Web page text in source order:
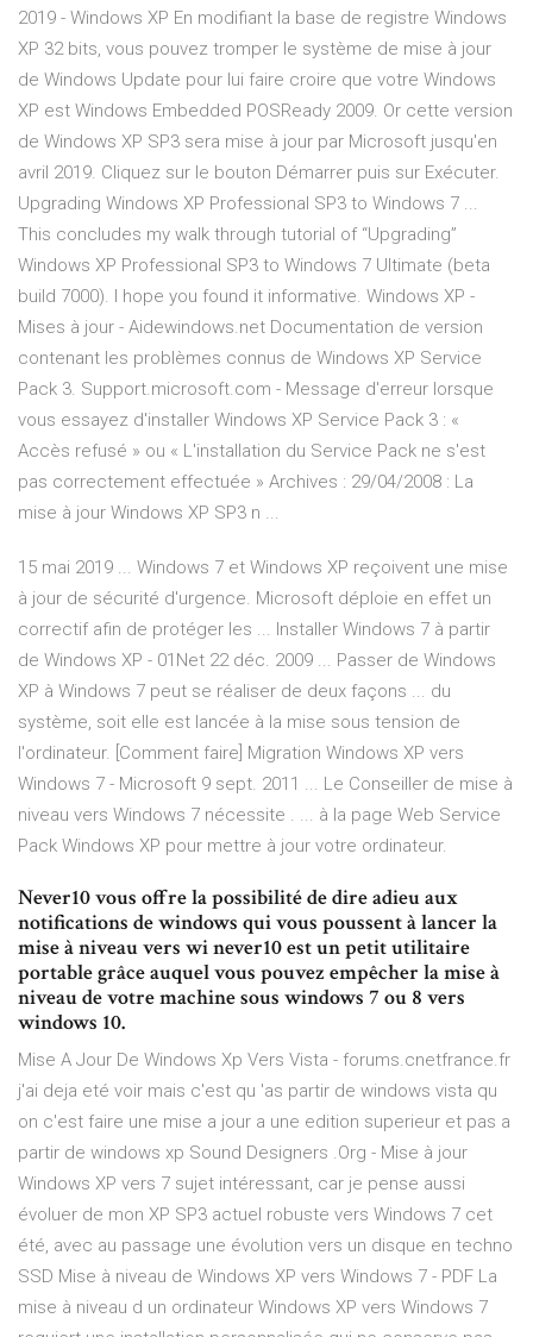
2019 - Windows XP En modifiant la base de registre Windows
XP 32 bits, vous pouvez tromper le système de mise à jour
de Windows Update pour lui faire croire que votre Windows
XP est Windows Embedded POSReady 2009. Or cette version
de Windows XP SP3 sera mise à jour par Microsoft jusqu'en
avril 2019. Cliquez sur le bouton Démarrer puis sur Exécuter.
Upgrading Windows XP Professional SP3 to Windows 7 ...
This concludes my walk through tutorial of “Upgrading”
Windows XP Professional SP3 to Windows 7 Ultimate (beta
build 7000). I hope you found it informative. Windows XP -
Mises à jour - Aidewindows.net Documentation de version
contenant les problèmes connus de Windows XP Service
Pack 3. Support.microsoft.com - Message d'erreur lorsque
vous essayez d'installer Windows XP Service Pack 3 : «
Accès refusé » ou « L'installation du Service Pack ne s'est
pas correctement effectuée » Archives : 29/04/2008 : La
mise à jour Windows XP SP3 n ...
15 mai 2019 ... Windows 7 et Windows XP reçoivent une mise
à jour de sécurité d'urgence. Microsoft déploie en effet un
correctif afin de protéger les ... Installer Windows 7 à partir
de Windows XP - 01Net 22 déc. 2009 ... Passer de Windows
XP à Windows 7 peut se réaliser de deux façons ... du
système, soit elle est lancée à la mise sous tension de
l'ordinateur. [Comment faire] Migration Windows XP vers
Windows 7 - Microsoft 9 sept. 2011 ... Le Conseiller de mise à
niveau vers Windows 7 nécessite . ... à la page Web Service
Pack Windows XP pour mettre à jour votre ordinateur.
Never10 vous offre la possibilité de dire adieu aux
notifications de windows qui vous poussent à lancer la
mise à niveau vers wi never10 est un petit utilitaire
portable grâce auquel vous pouvez empêcher la mise à
niveau de votre machine sous windows 7 ou 8 vers
windows 10.
Mise A Jour De Windows Xp Vers Vista - forums.cnetfrance.fr
j'ai deja eté voir mais c'est qu 'as partir de windows vista qu
on c'est faire une mise a jour a une edition superieur et pas a
partir de windows xp Sound Designers .Org - Mise à jour
Windows XP vers 7 sujet intéressant, car je pense aussi
évoluer de mon XP SP3 actuel robuste vers Windows 7 cet
été, avec au passage une évolution vers un disque en techno
SSD Mise à niveau de Windows XP vers Windows 7 - PDF La
mise à niveau d un ordinateur Windows XP vers Windows 7